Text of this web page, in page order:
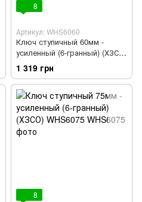
8
Артикул: WHS6060
Ключ ступичный 60мм -
усиленный (6-гранный) (ХЗСО)
WHS6060
1 319 грн
8